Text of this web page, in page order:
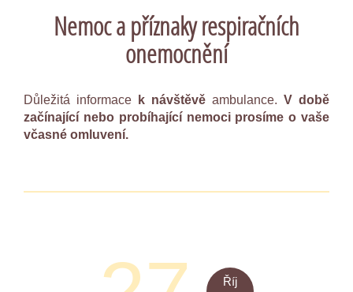
Nemoc a příznaky respiračních
onemocnění
Důležitá informace k návštěvě ambulance. V době
začínající nebo probíhající nemoci prosíme o vaše
včasné omluvení.
Říj